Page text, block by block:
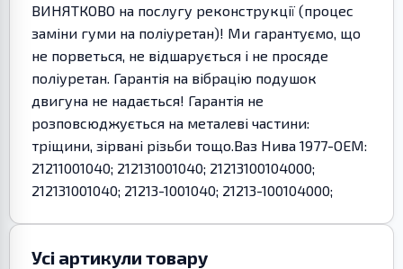
ВИНЯТКОВО на послугу реконструкції (процес
заміни гуми на поліуретан)! Ми гарантуємо, що
не порветься, не відшарується і не просяде
поліуретан. Гарантія на вібрацію подушок
двигуна не надається! Гарантія не
розповсюджується на металеві частини:
тріщини, зірвані різьби тощо.Ваз Нива 1977-OEM:
21211001040; 212131001040; 21213100104000;
212131001040; 21213-1001040; 21213-100104000;
Усі артикули товару